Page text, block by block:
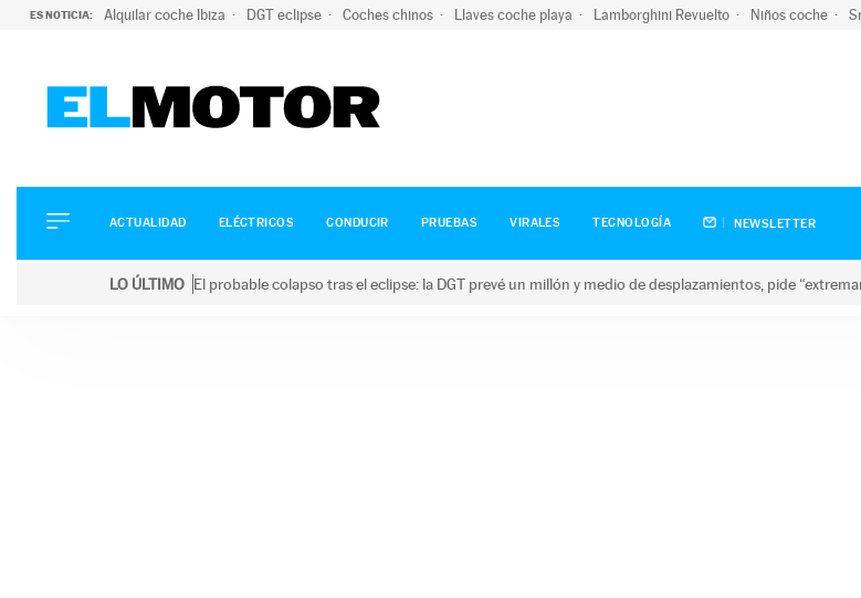
ES NOTICIA: Alquilar coche Ibiza DGT eclipse Coches chinos Llaves coche playa Lamborghini Revuelto Niños coche
ELÉCTRICOS
CONDUCIR
ACTUALIDAD ELÉCTRICOS CONDUCIR PRUEBAS VIRALES TECNOLOGÍA NEWSLETTER
LO ÚLTIMO El probable colapso tras el eclipse: la DGT prevé un millón y medio de desplazamientos, pide